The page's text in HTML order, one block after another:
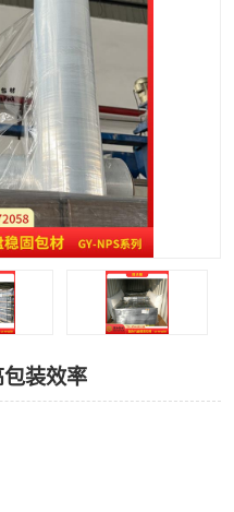
装效率
缠绕膜
托盘裹包网兜